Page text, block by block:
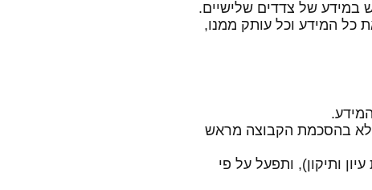
כל המידע וכל עותק ממנו,
אלא בהסכמת הקבוצה מראש
ותיקון), ותפעל על פי